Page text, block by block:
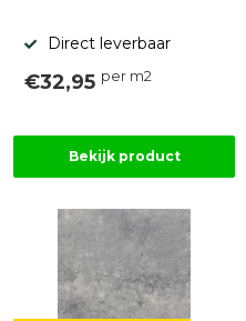
Direct leverbaar
€32,95 per m2
Bekijk product